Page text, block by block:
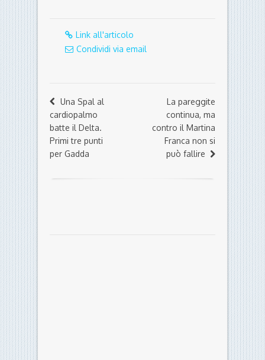
Link all'articolo
Condividi via email
Una Spal al
cardiopalmo
batte il Delta.
Primi tre punti
per Gadda
La pareggite
continua, ma
contro il Martina
Franca non si
può fallire